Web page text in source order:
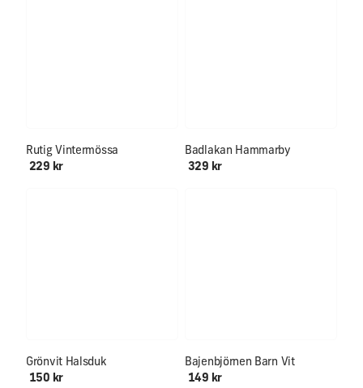
Rutig Vintermössa
229 kr
Badlakan Hammarby
329 kr
Grönvit Halsduk
150 kr
Bajenbjörnen Barn Vit
149 kr